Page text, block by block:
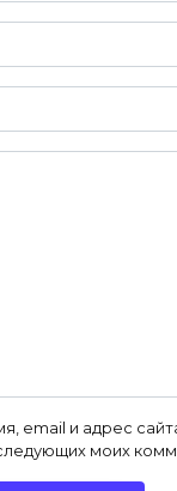
email и адрес
моих